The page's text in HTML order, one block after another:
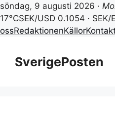
söndag, 9 augusti 2026 ·
17°CSEK/USD 0.1054 · SEK/
ossRedaktionenKällor
innehållSverigePosten